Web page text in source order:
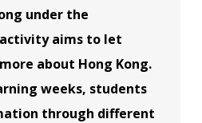
under the
activity aims to let
about Hong Kong.
weeks, students
through different